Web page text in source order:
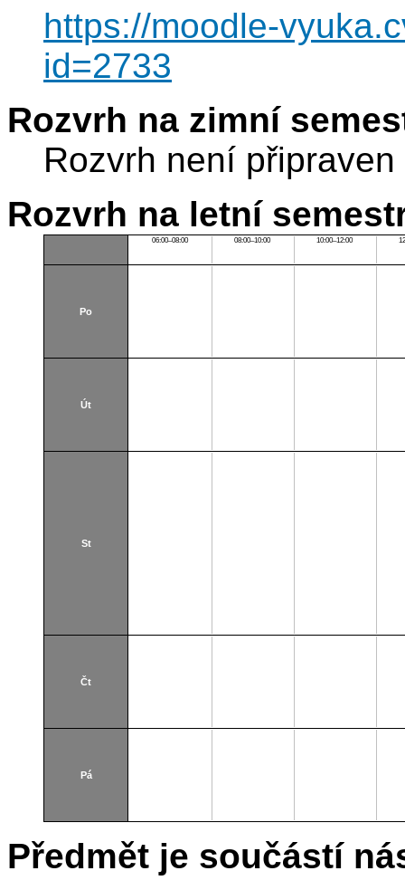
https://moodle-
id=2733
Rozvrh na zimní
Rozvrh není připraven
Rozvrh na letní
06:00–08:00 08:00–10:00 10:00–12:00
Po
Út
St
Čt
Pá
Předmět je součástí